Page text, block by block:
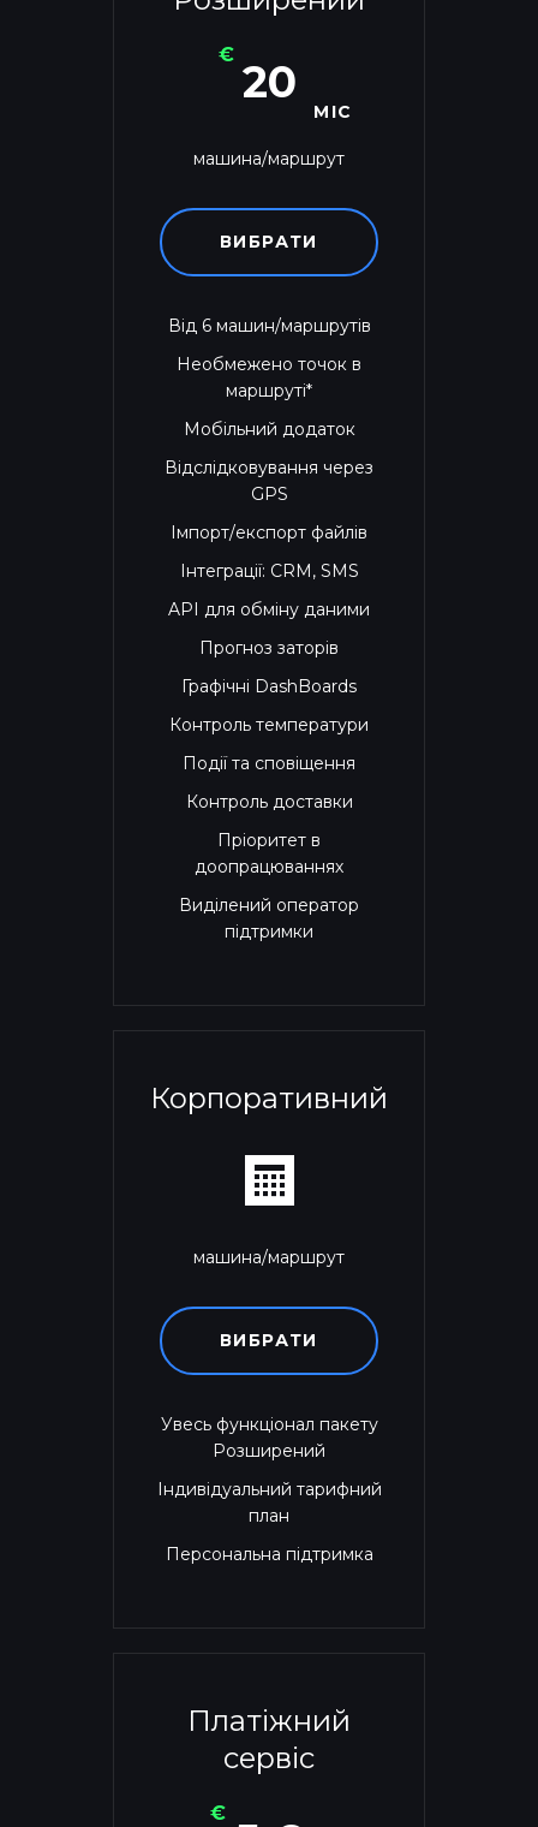
€
20
МІС
машина/маршрут
ВИБРАТИ
Від 6 машин/маршрутів
Необмежено точок в
маршруті*
Мобільний додаток
Відслідковування через
GPS
Імпорт/експорт файлів
Інтеграції: CRM, SMS
API для обміну даними
Прогноз заторів
Графічні DashBoards
Контроль температури
Події та сповіщення
Контроль доставки
Пріоритет в
доопрацюваннях
Виділений оператор
підтримки
Корпоративний
машина/маршрут
ВИБРАТИ
Увесь функціонал пакету
Розширений
Індивідуальний тарифний
план
Персональна підтримка
Платіжний
сервіс
€